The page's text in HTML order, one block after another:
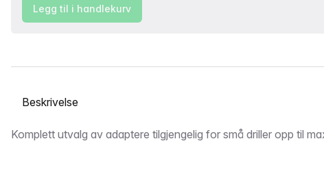
Legg til i handlekurv
Velg en fane
Beskrivelse
Komplett utvalg av adaptere tilgjengelig for små driller opp til